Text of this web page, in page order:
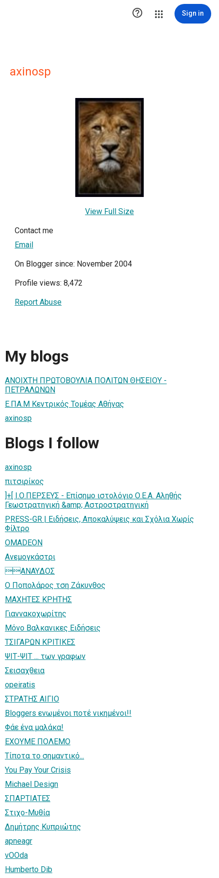
 Sign in
axinosp
View Full Size
Contact me
Email
On Blogger since: November 2004
Profile views: 8,472
Report Abuse
My blogs
ΑΝΟΙΧΤΗ ΠΡΩΤΟΒΟΥΛΙΑ ΠΟΛΙΤΩΝ ΘΗΣΕΙΟΥ -
ΠΕΤΡΑΛΩΝΩΝ
Ε.ΠΑ.Μ Κεντρικός Τομέας Αθήνας
axinosp
Blogs I follow
axinosp
πιτσιρίκος
]+[ Ι.Ο.ΠΕΡΣΕΥΣ - Επίσημο ιστολόγιο Ο.Ε.Α. Αληθής
Γεωστρατηγική &amp; Αστροστρατηγική
PRESS-GR | Ειδήσεις, Αποκαλύψεις και Σχόλια Χωρίς
Φίλτρο
OMADEON
Ανεμογκάστρι
ANAYΔOΣ
Ο Ποπολάρος τση Ζάκυνθος
ΜΑΧΗΤΕΣ ΚΡΗΤΗΣ
Γιαννακοχωρίτης
Μόνο Βαλκανικες Ειδήσεις
ΤΣΙΓΑΡΩΝ ΚΡΙΤΙΚΕΣ
ΨΙΤ-ΨΙΤ ... των γραφων
Σεισαχθεια
opeiratis
ΣΤΡΑΤΗΣ ΑΙΓΙΟ
Bloggers ενωμένοι ποτέ νικημένοι!!
Φάε ένα μαλάκα!
ΕΧΟΥΜΕ ΠΟΛΕΜΟ
Τίποτα το σημαντικό...
You Pay Your Crisis
Michael Design
ΣΠΑΡΤΙΑΤΕΣ
Στιχο-Μυθία
Δημήτρης Κυπριώτης
apneagr
vOOda
Humberto Dib